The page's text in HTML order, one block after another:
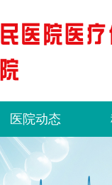
医院动态